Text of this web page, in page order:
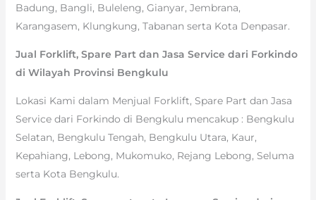
Badung, Bangli, Buleleng, Gianyar, Jembrana,
Karangasem, Klungkung, Tabanan serta Kota Denpasar.
Jual Forklift, Spare Part dan Jasa Service dari Forkindo
di Wilayah Provinsi Bengkulu
Lokasi Kami dalam Menjual Forklift, Spare Part dan Jasa
Service dari Forkindo di Bengkulu mencakup : Bengkulu
Selatan, Bengkulu Tengah, Bengkulu Utara, Kaur,
Kepahiang, Lebong, Mukomuko, Rejang Lebong, Seluma
serta Kota Bengkulu.